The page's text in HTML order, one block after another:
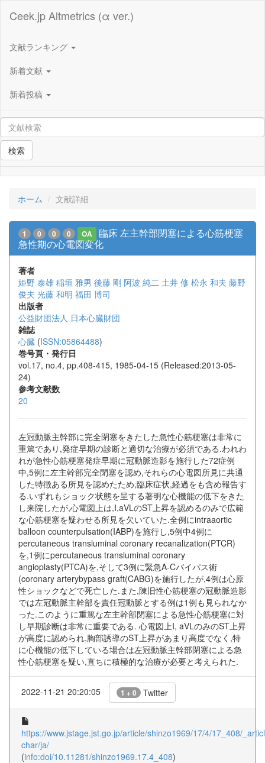
Ceek.jp Altmetrics (α ver.)
文献ランキング
新着文献
新着投稿
検索
ホーム 文献詳細
1 0 0 0 OA
臨床 左主幹部閉塞による心筋梗塞
急性期の心電図変化
著者
姫野 泰雄 稲垣 雅男 後藤 剛 阿波 純二 土井 修 松永 和夫 藤野
俊夫 光藤 和明 福田 博司
出版者
公益財団法人 日本心臓財団
雑誌
心臓 (ISSN:05864488)
巻号頁・発行日
vol.17, no.4, pp.408-415, 1985-04-15 (Released:2013-05-
24)
参考文献数
20
左冠動脈主幹部に完全閉塞をきたした急性心筋梗塞は非常に
重篤であり,発症早期の診断と適切な治療が必須である.われわ
れが急性心筋梗塞発症早期に冠動脈造影を施行した72症例
中,5例に左主幹部完全閉塞を認め,それらの心電図所見に共通
した特徴ある所見を認めたため,臨床症状,経過をも含め報告す
る.いずれもショック状態を呈する著明な心機能の低下をきた
し来院したが,心電図上は,I,aVLのST上昇を認めるのみで広範
な心筋梗塞を疑わせる所見を欠いていた.全例にintraaortic
balloon counterpulsation(IABP)を施行し,5例中4例に
percutaneous transluminal coronary recanalization(PTCR)
を,1例にpercutaneous transluminal coronary
angioplasty(PTCA)を,そして3例に緊急A-Cバイパス術
(coronary arterybypass graft(CABG)を施行したが,4例は心原
性ショックなどで死亡した.また,陳旧性心筋梗塞の冠動脈造影
では左冠動脈主幹部を責任冠動脈とする例は1例も見られなか
った.このように重篤な左主幹部閉塞による急性心筋梗塞に対
し早期診断は非常に重要である. 心電図上I, aVLのみのST上昇
が高度に認められ,胸部誘導のST上昇があまり高度でなく,特
に心機能の低下している場合は左冠動脈主幹部閉塞による急
性心筋梗塞を疑い,直ちに積極的な治療が必要と考えられた.
2022-11-21 20:20:05 1 + 0 Twitter
https://www.jstage.jst.go.jp/article/shinzo1969/17/4/17_408/
char/ja/
(info:doi/10.11281/shinzo1969.17.4_408)